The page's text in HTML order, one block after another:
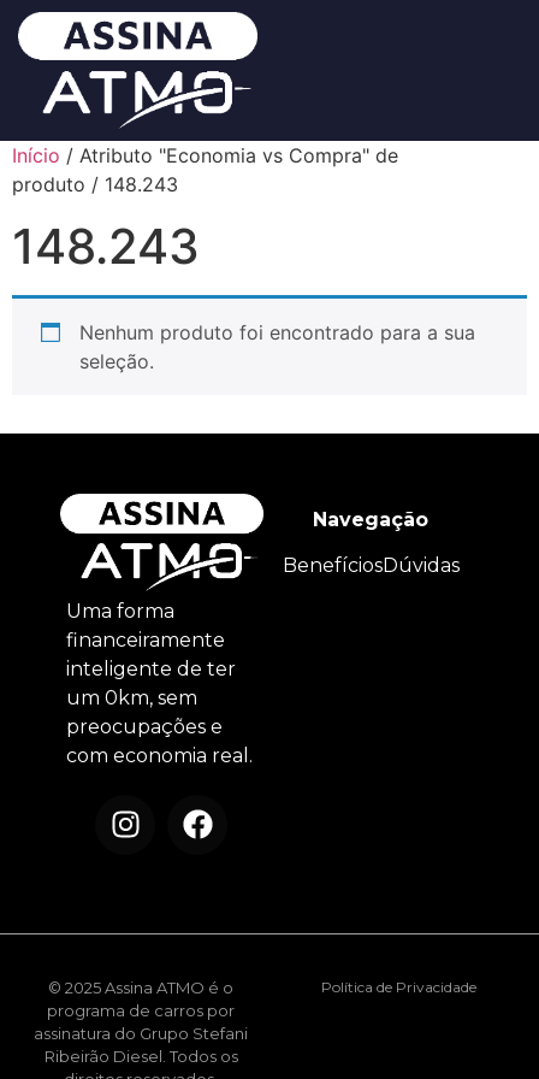
Início / Atributo "Economia vs Compra" de
produto / 148.243
148.243
Nenhum produto foi encontrado para a sua
seleção.
Uma forma
financeiramente
inteligente de ter
um 0km, sem
preocupações e
com economia real.
Navegação
BenefíciosDúvidas
© 2025 Assina ATMO é o
programa de carros por
assinatura do Grupo Stefani
Ribeirão Diesel. Todos os
Política de Privacidade